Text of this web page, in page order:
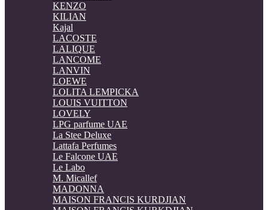
KENZO
KILIAN
Kajal
LACOSTE
LALIQUE
LANCOME
LANVIN
LOEWE
LOLITA LEMPICKA
LOUIS VUITTON
LOVELY
LPG parfume UAE
La Stee Deluxe
Lattafa Perfumes
Le Falcone UAE
Le Labo
M. Micallef
MADONNA
MAISON FRANCIS KURDJIAN